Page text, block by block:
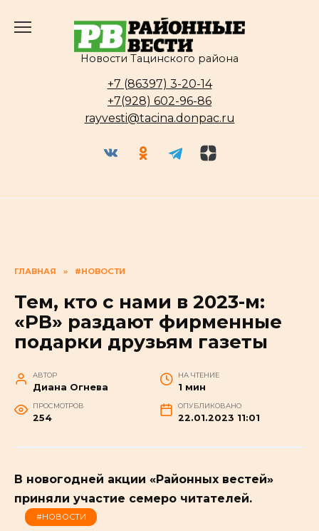
Новости Тацинского района
+7 (86397) 3-20-14
+7(928) 602-96-86
rayvesti@tacina.donpac.ru
ГЛАВНАЯ » #НОВОСТИ
Тем, кто с нами в 2023-м:
«РВ» раздают фирменные
подарки друзьям газеты
АВТОР
Диана Огнева
НА ЧТЕНИЕ
1 мин
ПРОСМОТРОВ
254
ОПУБЛИКОВАНО
22.01.2023 11:01
В новогодней акции «Районных вестей»
приняли участие семеро читателей.
#НОВОСТИ